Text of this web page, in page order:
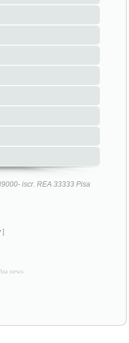
iscr. REA 33333 Pisa
]
news